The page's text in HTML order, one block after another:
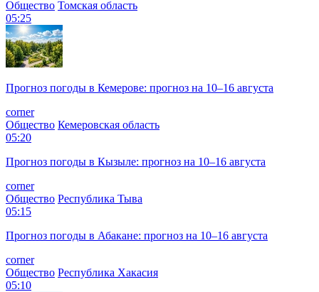
Общество Томская область
05:25
Прогноз погоды в Кемерове: прогноз на 10–16 августа
corner
Общество Кемеровская область
05:20
Прогноз погоды в Кызыле: прогноз на 10–16 августа
corner
Общество Республика Тыва
05:15
Прогноз погоды в Абакане: прогноз на 10–16 августа
corner
Общество Республика Хакасия
05:10